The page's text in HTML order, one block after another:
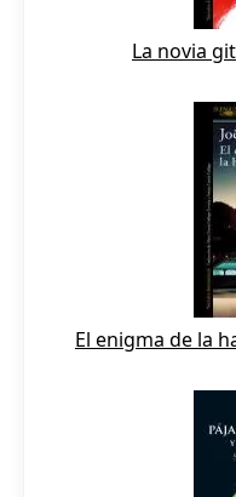
La novia
El enigma de la